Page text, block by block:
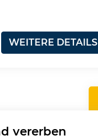
WEITERE DETAILS
vererben